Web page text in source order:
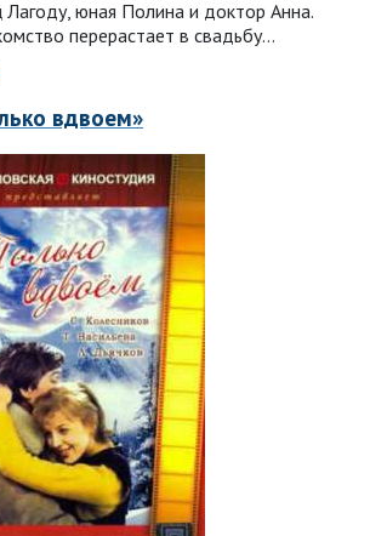
Лагоду, юная Полина и доктор Анна.
перерастает в свадьбу…
вдвоем»